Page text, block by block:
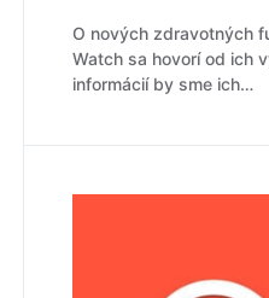
O nových zdravotných
Watch sa hovorí od ich
informácií by sme ich…